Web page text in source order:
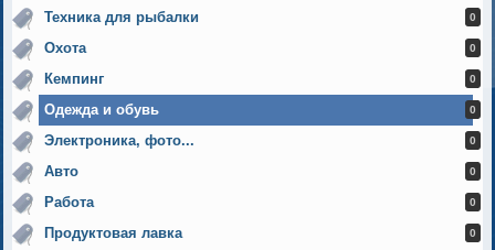
Техника для рыбалки 0
Охота 0
Кемпинг 0
Одежда и обувь 0
Электроника, фото... 0
Авто 0
Работа 0
Продуктовая лавка 0